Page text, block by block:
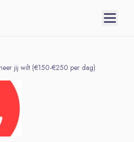
jij wilt (€150-€250 per dag)